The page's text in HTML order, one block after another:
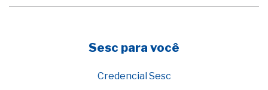
Sesc para você
Credencial Sesc